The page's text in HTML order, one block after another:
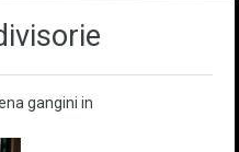
gangini in